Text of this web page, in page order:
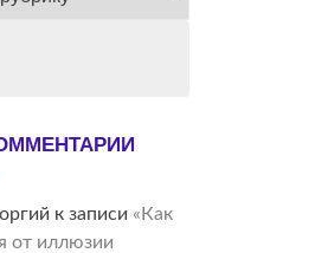
к записи «Как
от иллюзии